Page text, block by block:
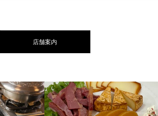
店舗案内